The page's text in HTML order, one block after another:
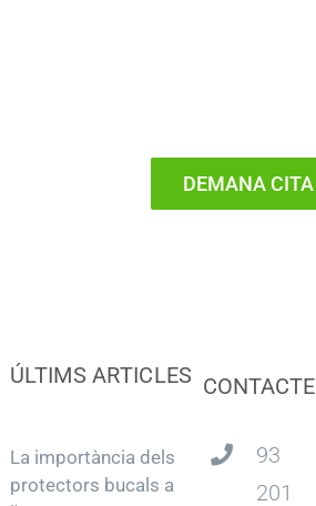
DEMANA CITA
ÚLTIMS ARTICLES
La importància dels
protectors bucals a
CONTACTE
93
201